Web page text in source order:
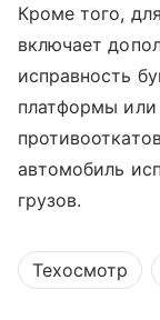
Кроме того,
включает
исправность
платформы или
автомобиль
грузов.
Техосмотр